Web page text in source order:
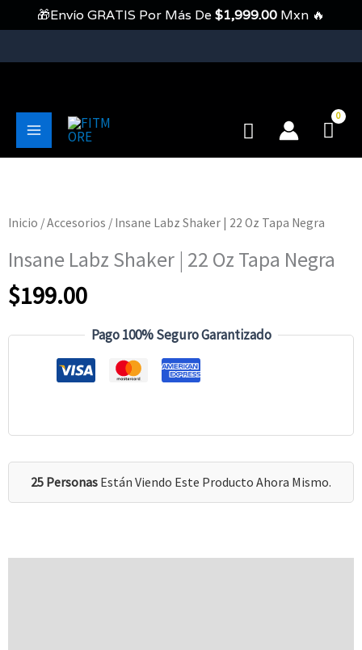
Contenido
Main
Buscar
Inicio /Accesorios / Insane Labz Shaker | 22 Oz Tapa Negra
Insane Labz Shaker | 22 Oz Tapa Negra
$199.00
Pago 100% Seguro Garantizado
25 Personas Están Viendo Este Producto Ahora Mismo.
🎁Envío GRATIS Por Más De $1,999.00 Mxn 🔥